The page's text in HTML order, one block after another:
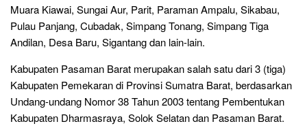
Muara Kiawai, Sungai Aur, Parit, Paraman Ampalu, Sikabau,
Pulau Panjang, Cubadak, Simpang Tonang, Simpang Tiga
Andilan, Desa Baru, Sigantang dan lain-lain.
Kabupaten Pasaman Barat merupakan salah satu dari 3 (tiga)
Kabupaten Pemekaran di Provinsi Sumatra Barat, berdasarkan
Undang-undang Nomor 38 Tahun 2003 tentang Pembentukan
Kabupaten Dharmasraya, Solok Selatan dan Pasaman Barat.